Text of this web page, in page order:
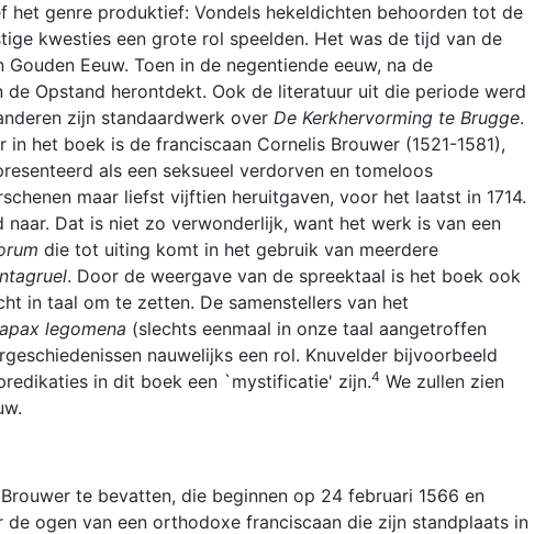
het genre produktief: Vondels hekeldichten behoorden tot de
kwesties een grote rol speelden. Het was de tijd van de
Eeuw. Toen in de negentiende eeuw, na de
Opstand herontdekt. Ook de literatuur uit die periode werd
zijn standaardwerk over De Kerkhervorming te Brugge.
in het boek is de franciscaan Cornelis Brouwer (1521-1581),
als een seksueel verdorven en tomeloos
maar liefst vijftien heruitgaven, voor het laatst in 1714.
Dat is niet zo verwonderlijk, want het werk is van een
die tot uiting komt in het gebruik van meerdere
. Door de weergave van de spreektaal is het boek ook
in taal om te zetten. De samenstellers van het
legomena (slechts eenmaal in onze taal aangetroffen
nauwelijks een rol. Knuvelder bijvoorbeeld
in dit boek een `mystificatie' zijn.4 We zullen zien
te bevatten, die beginnen op 24 februari 1566 en
ogen van een orthodoxe franciscaan die zijn standplaats in